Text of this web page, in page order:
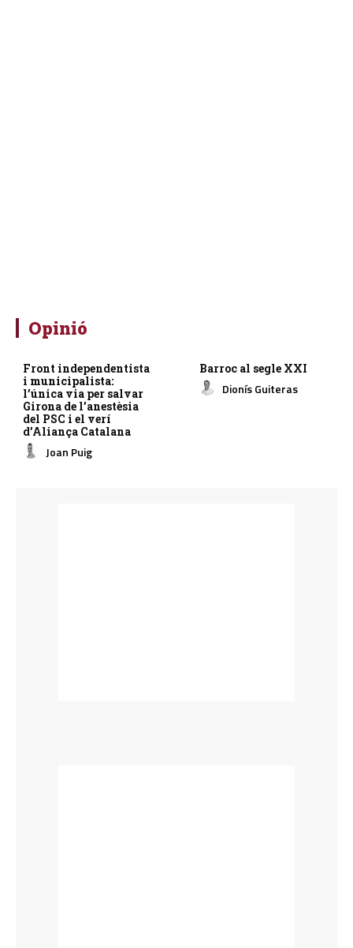
Opinió
Front independentista
i municipalista:
l’única via per salvar
Girona de l’anestèsia
del PSC i el verí
d’Aliança Catalana
Joan Puig
Barroc al segle XXI
Dionís Guiteras